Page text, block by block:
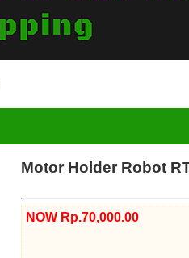
Motor Holder Robot
NOW Rp.70,000.00